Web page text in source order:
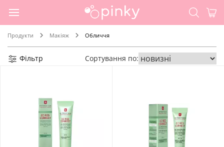
Продукти Макіяж Обличчя
Фільтр Сортування по: